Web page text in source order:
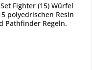
Fighter (15) Würfel
polyedrischen Resin
Pathfinder Regeln.